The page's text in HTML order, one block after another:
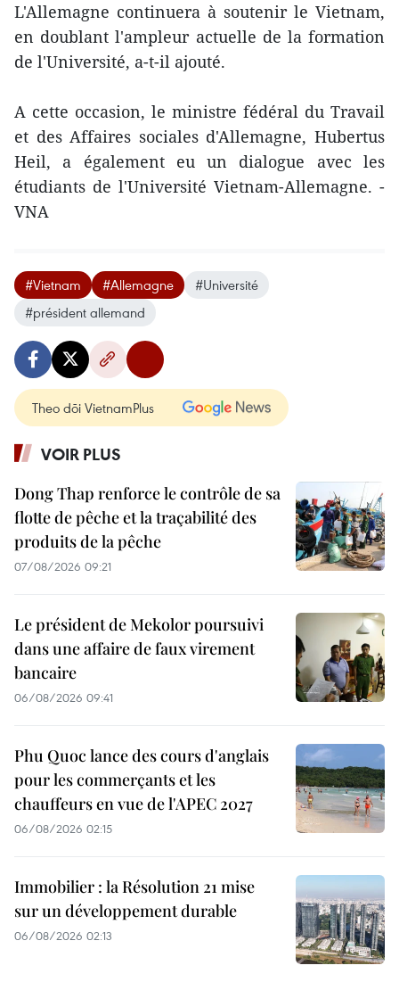
L'Allemagne continuera à soutenir le Vietnam,
en doublant l'ampleur actuelle de la formation
de l'Université, a-t-il ajouté.
A cette occasion, le ministre fédéral du Travail
et des Affaires sociales d'Allemagne, Hubertus
Heil, a également eu un dialogue avec les
étudiants de l'Université Vietnam-Allemagne. -
VNA
#Vietnam #Allemagne
#Université
#président allemand
Theo dõi VietnamPlus
VOIR PLUS
Dong Thap renforce le contrôle de sa
flotte de pêche et la traçabilité des
produits de la pêche
07/08/2026 09:21
Le président de Mekolor poursuivi
dans une affaire de faux virement
bancaire
06/08/2026 09:41
Phu Quoc lance des cours d'anglais
pour les commerçants et les
chauffeurs en vue de l'APEC 2027
06/08/2026 02:15
Immobilier : la Résolution 21 mise
sur un développement durable
06/08/2026 02:13